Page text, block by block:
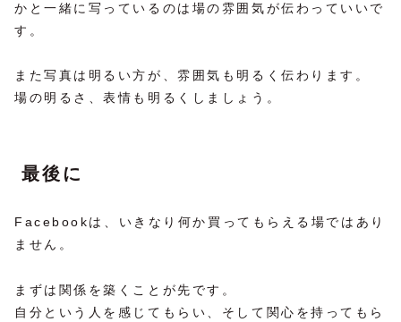
かと一緒に写っているのは場の雰囲気が伝わっていいで
す。
また写真は明るい方が、雰囲気も明るく伝わります。
場の明るさ、表情も明るくしましょう。
最後に
Facebookは、いきなり何か買ってもらえる場ではあり
ません。
まずは関係を築くことが先です。
自分という人を感じてもらい、そして関心を持ってもら